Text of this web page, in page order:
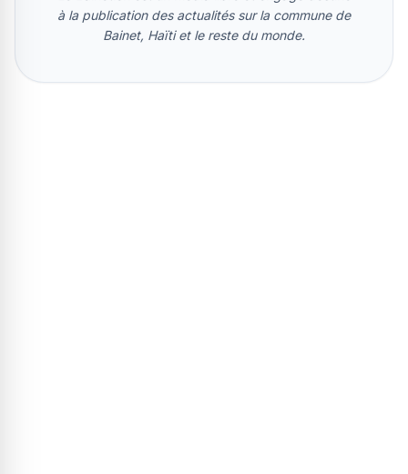
à la publication des actualités sur la commune de
Bainet, Haïti et le reste du monde.